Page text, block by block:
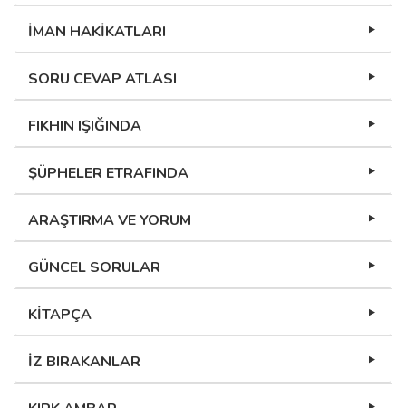
İMAN HAKİKATLARI
SORU CEVAP ATLASI
FIKHIN IŞIĞINDA
ŞÜPHELER ETRAFINDA
ARAŞTIRMA VE YORUM
GÜNCEL SORULAR
KİTAPÇA
İZ BIRAKANLAR